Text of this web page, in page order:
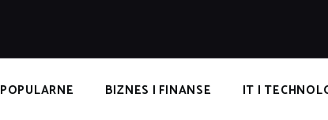
POPULARNE BIZNES I FINANSE IT I
IT I TECHNOLOGIE